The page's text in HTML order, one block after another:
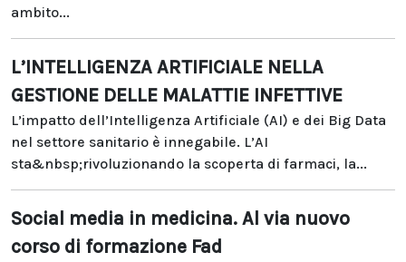
ambito...
L’INTELLIGENZA ARTIFICIALE NELLA
GESTIONE DELLE MALATTIE INFETTIVE
L’impatto dell’Intelligenza Artificiale (AI) e dei Big Data
nel settore sanitario è innegabile. L’AI
sta&nbsp;rivoluzionando la scoperta di farmaci, la...
Social media in medicina. Al via nuovo
corso di formazione Fad